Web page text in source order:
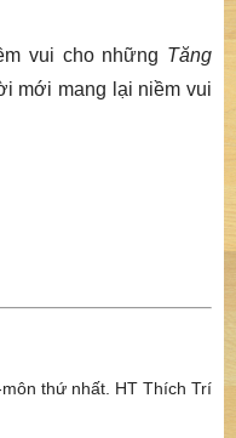
vui cho những Tăng
mới mang lại niềm vui
thứ nhất. HT Thích Trí